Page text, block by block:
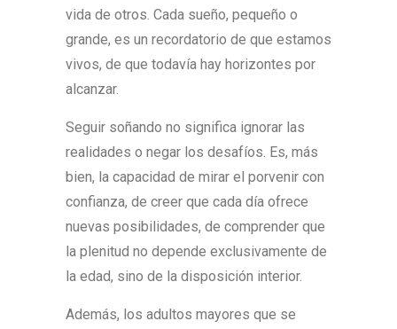
vida de otros. Cada sueño, pequeño o
grande, es un recordatorio de que estamos
vivos, de que todavía hay horizontes por
alcanzar.
Seguir soñando no significa ignorar las
realidades o negar los desafíos. Es, más
bien, la capacidad de mirar el porvenir con
confianza, de creer que cada día ofrece
nuevas posibilidades, de comprender que
la plenitud no depende exclusivamente de
la edad, sino de la disposición interior.
Además, los adultos mayores que se